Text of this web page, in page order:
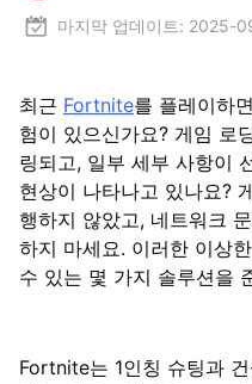
마지막 업데이트: 2025-
최근 Fortnite를 플레이하
험이 있으신가요? 게임 로
링되고, 일부 세부 사항이
현상이 나타나고 있나요?
행하지 않았고, 네트워크
하지 마세요. 이러한 이상
수 있는 몇 가지 솔루션을
Fortnite는 1인칭 슈팅과